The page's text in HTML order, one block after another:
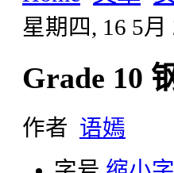
星期四, 16 5月
Grade 10
作者 语嫣